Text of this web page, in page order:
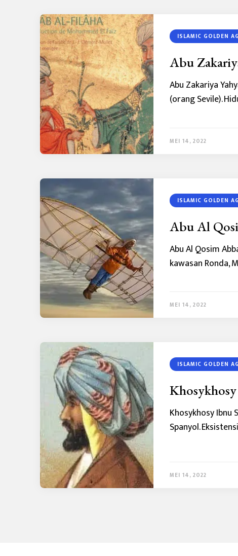
ISLAMIC GOLDEN
Abu
Abu Zakariya
(orang Sevile).
MEI 14, 2022
ISLAMIC GOLDEN
Abu Al
Abu Al Qosim
kawasan Ronda,
MEI 14, 2022
ISLAMIC GOLDEN
Khosykhosy Ibnu
Spanyol.
MEI 14, 2022